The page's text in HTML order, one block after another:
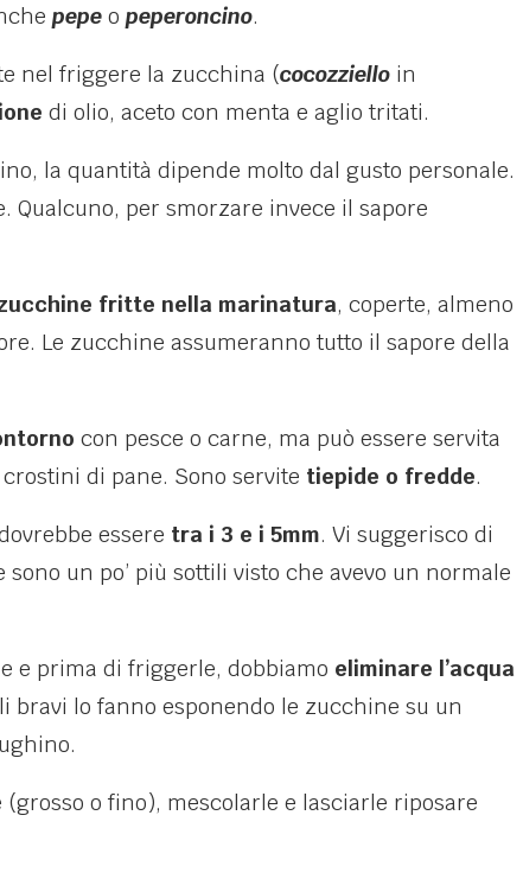
pepe o peperoncino.
nel friggere la zucchina (cocozziello in
di olio, aceto con menta e aglio tritati.
la quantità dipende molto dal gusto personale.
Qualcuno, per smorzare invece il sapore
fritte nella marinatura, coperte, almeno
Le zucchine assumeranno tutto il sapore della
con pesce o carne, ma può essere servita
di pane. Sono servite tiepide o fredde.
essere tra i 3 e i 5mm. Vi suggerisco di
sono un po’ più sottili visto che avevo un normale
e prima di friggerle, dobbiamo eliminare l’acqua
bravi lo fanno esponendo le zucchine su un
o fino), mescolarle e lasciarle riposare